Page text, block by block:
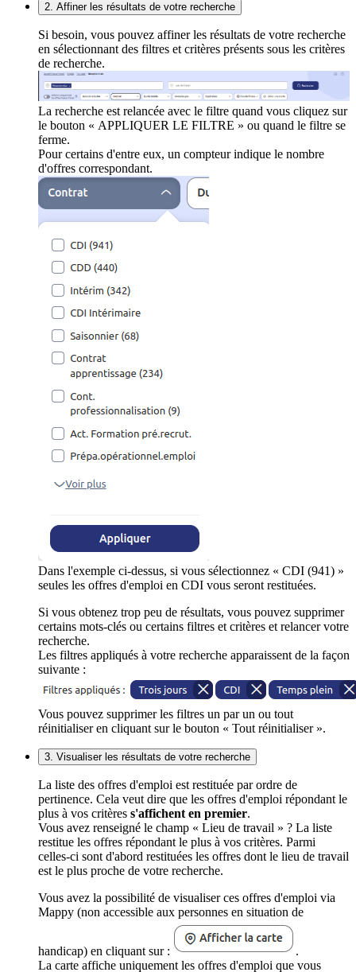
2. Affiner les résultats de votre recherche
Si besoin, vous pouvez affiner les résultats de votre recherche
en sélectionnant des filtres et critères présents sous les critères
de recherche.
La recherche est relancée avec le filtre quand vous cliquez sur
le bouton « APPLIQUER LE FILTRE » ou quand le filtre se
ferme.
Pour certains d'entre eux, un compteur indique le nombre
d'offres correspondant.
Dans l'exemple ci-dessus, si vous sélectionnez « CDI (941) »
seules les offres d'emploi en CDI vous seront restituées.
Si vous obtenez trop peu de résultats, vous pouvez supprimer
certains mots-clés ou certains filtres et critères et relancer votre
recherche.
Les filtres appliqués à votre recherche apparaissent de la façon
suivante :
Vous pouvez supprimer les filtres un par un ou tout
réinitialiser en cliquant sur le bouton « Tout réinitialiser ».
3. Visualiser les résultats de votre recherche
La liste des offres d'emploi est restituée par ordre de
pertinence. Cela veut dire que les offres d'emploi répondant le
plus à vos critères s'affichent en premier.
Vous avez renseigné le champ « Lieu de travail » ? La liste
restitue les offres répondant le plus à vos critères. Parmi
celles-ci sont d'abord restituées les offres dont le lieu de travail
est le plus proche de votre recherche.
Vous avez la possibilité de visualiser ces offres d'emploi via
Mappy (non accessible aux personnes en situation de
handicap) en cliquant sur :
.
La carte affiche uniquement les offres d'emploi que vous